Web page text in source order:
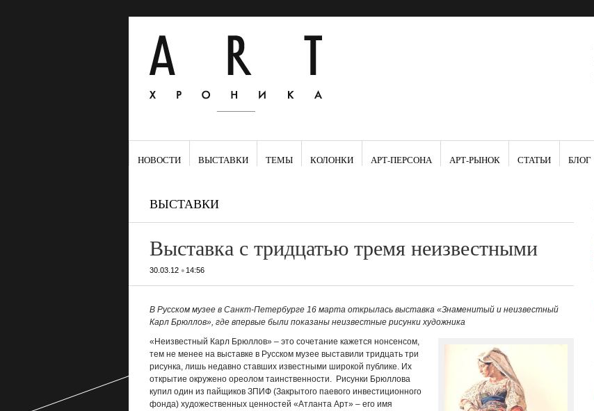
НОВОСТИ ВЫСТАВКИ ТЕМЫ КОЛОНКИ АРТ-ПЕРСОНА АРТ-РЫНОК СТАТЬИ БЛОГ
ВЫСТАВКИ
Выставка с тридцатью тремя неизвестными
30.03.12• 14:56
В Русском музее в Санкт-Петербурге 16 марта открылась выставка «Знаменитый и неизвестный
Карл Брюллов», где впервые были показаны неизвестные рисунки художника
«Неизвестный Карл Брюллов» – это сочетание кажется нонсенсом,
тем не менее на выставке в Русском музее выставили тридцать три
рисунка, лишь недавно ставших известными широкой публике. Их
открытие окружено ореолом таинственности. Рисунки Брюллова
купил один из пайщиков ЗПИФ (Закрытого паевого инвестиционного
фонда) художественных ценностей «Атланта Арт» – его имя